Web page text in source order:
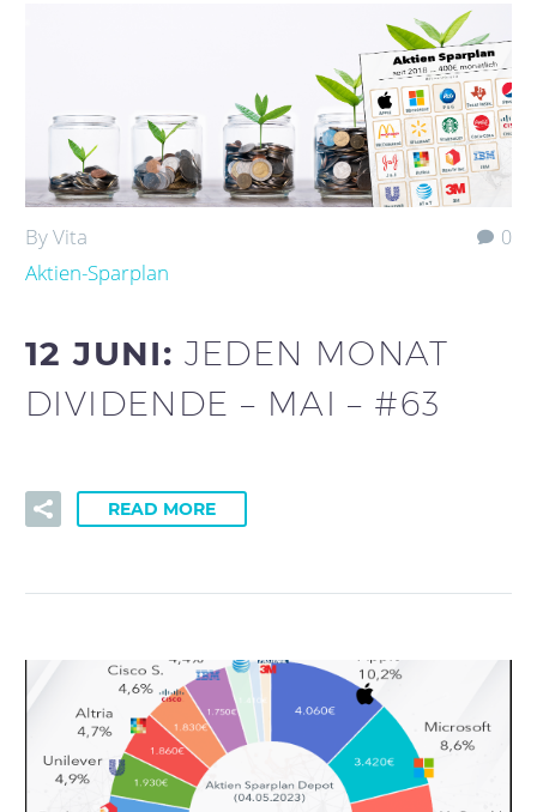
0
By Vita
Aktien-Sparplan
12 JUNI: JEDEN MONAT
DIVIDENDE – MAI – #63
READ MORE